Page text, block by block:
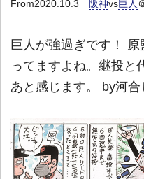
From2020.10.3 阪神vs巨人
巨人が強過ぎです！
ってますよね。継投と
あと感じます。 by河合